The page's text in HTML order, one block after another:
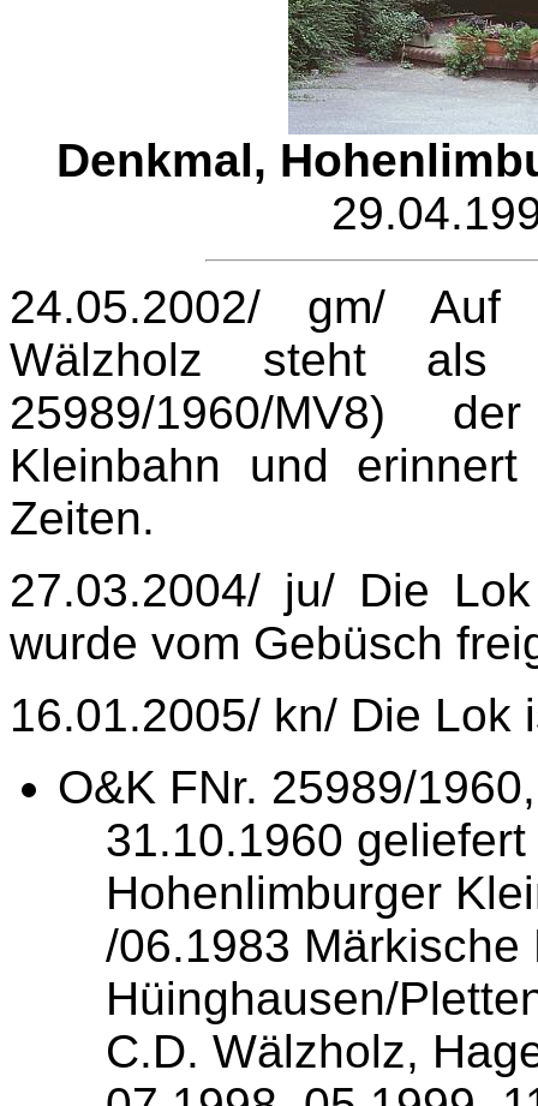
Denkmal,
24.05.2002/ gm/
Wälzholz steht als
25989/1960/MV8)
Kleinbahn und
Zeiten.
27.03.2004/ ju/ Die
wurde vom Gebüsch
16.01.2005/ kn/ Die Lok
O&K FNr. 25989/
31.10.1960 geliefert
Hohenlimburger
/06.1983
Hüinghausen/
C.D. Wälzholz,